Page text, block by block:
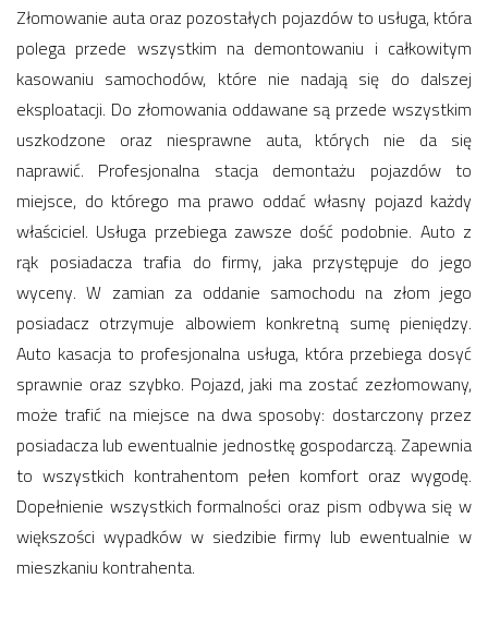
Złomowanie auta oraz pozostałych pojazdów to usługa, która
polega przede wszystkim na demontowaniu i całkowitym
kasowaniu samochodów, które nie nadają się do dalszej
eksploatacji. Do złomowania oddawane są przede wszystkim
uszkodzone oraz niesprawne auta, których nie da się
naprawić. Profesjonalna stacja demontażu pojazdów to
miejsce, do którego ma prawo oddać własny pojazd każdy
właściciel. Usługa przebiega zawsze dość podobnie. Auto z
rąk posiadacza trafia do firmy, jaka przystępuje do jego
wyceny. W zamian za oddanie samochodu na złom jego
posiadacz otrzymuje albowiem konkretną sumę pieniędzy.
Auto kasacja to profesjonalna usługa, która przebiega dosyć
sprawnie oraz szybko. Pojazd, jaki ma zostać zezłomowany,
może trafić na miejsce na dwa sposoby: dostarczony przez
posiadacza lub ewentualnie jednostkę gospodarczą. Zapewnia
to wszystkich kontrahentom pełen komfort oraz wygodę.
Dopełnienie wszystkich formalności oraz pism odbywa się w
większości wypadków w siedzibie firmy lub ewentualnie w
mieszkaniu kontrahenta.